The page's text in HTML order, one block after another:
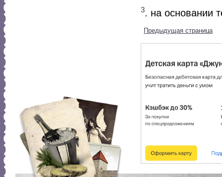
3. на основании
Предыдущая страница